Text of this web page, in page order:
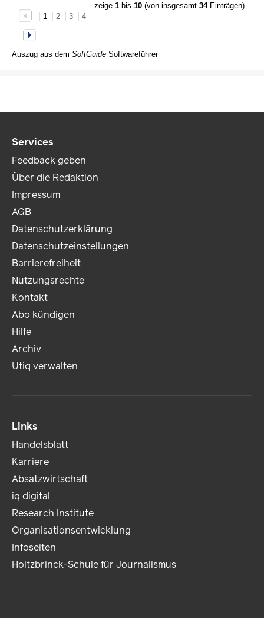
zeige 1bis 10(von insgesamt 34Einträgen)
1
2 3 4
Auszug aus dem SoftGuide Softwareführer
Services
Feedback geben
Über die Redaktion
Impressum
AGB
Datenschutzerklärung
Datenschutzeinstellungen
Barrierefreiheit
Nutzungsrechte
Kontakt
Abo kündigen
Hilfe
Archiv
Utiq verwalten
Links
Handelsblatt
Karriere
Absatzwirtschaft
iq digital
Research Institute
Organisationsentwicklung
Infoseiten
Holtzbrinck-Schule für Journalismus